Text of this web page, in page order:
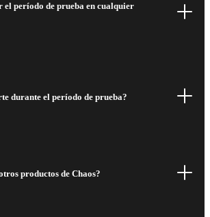
el período de prueba en cualquier
durante el período de prueba?
productos de Chaos?